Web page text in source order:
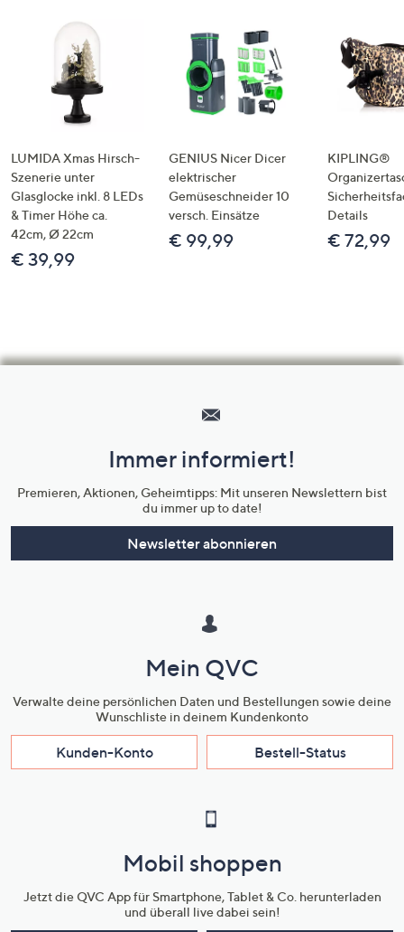
LUMIDA Xmas Hirsch-
Szenerie unter
Glasglocke inkl. 8 LEDs
& Timer Höhe ca.
42cm, Ø 22cm
€ 39,99
GENIUS Nicer Dicer
elektrischer
Gemüseschneider 10
versch. Einsätze
€ 99,99
KIPLING®
Details
€ 72,99
Unternehmensinformationen
Immer informiert!
Premieren, Aktionen, Geheimtipps: Mit unseren Newslettern bist
du immer up to date!
Newsletter abonnieren
Mein QVC
Verwalte deine persönlichen Daten und Bestellungen sowie deine
Wunschliste in deinem Kundenkonto
Kunden-Konto Bestell-Status
Mobil shoppen
Jetzt die QVC App für Smartphone, Tablet & Co. herunterladen
und überall live dabei sein!